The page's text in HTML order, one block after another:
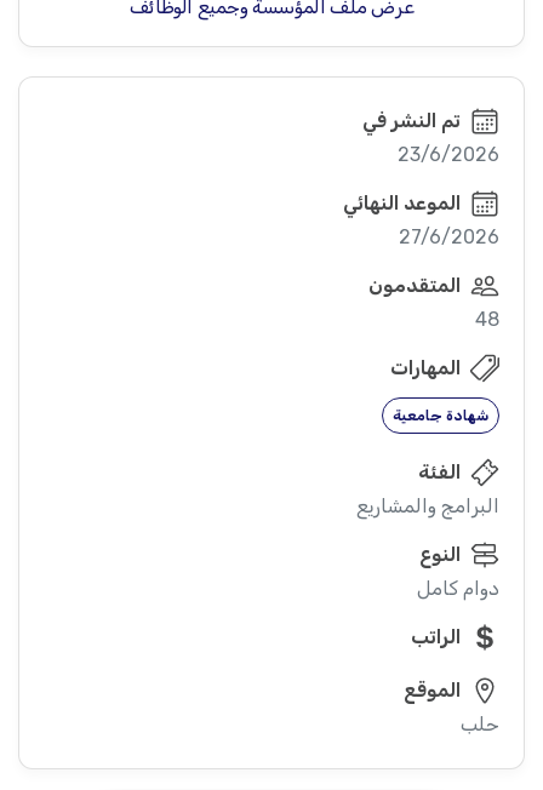
عرض ملف المؤسسة وجميع الوظائف
تم النشر في
23/6/2026
الموعد النهائي
27/6/2026
المتقدمون
48
المهارات
شهادة جامعية
الفئة
البرامج والمشاريع
النوع
دوام كامل
الراتب
الموقع
حلب